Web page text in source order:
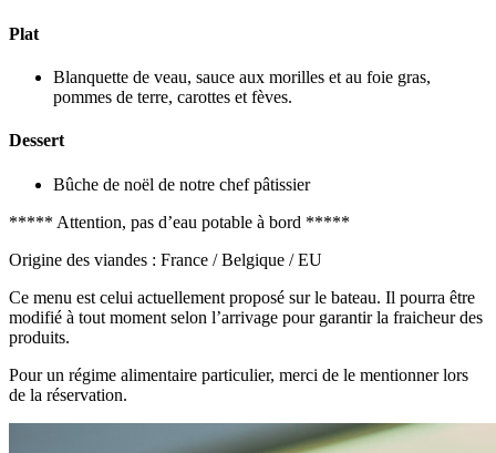
Plat
Blanquette de veau, sauce aux morilles et au foie gras,
pommes de terre, carottes et fèves.
Dessert
Bûche de noël de notre chef pâtissier
***** Attention, pas d’eau potable à bord *****
Origine des viandes : France / Belgique / EU
Ce menu est celui actuellement proposé sur le bateau. Il pourra être
modifié à tout moment selon l’arrivage pour garantir la fraicheur des
produits.
Pour un régime alimentaire particulier, merci de le mentionner lors
de la réservation.